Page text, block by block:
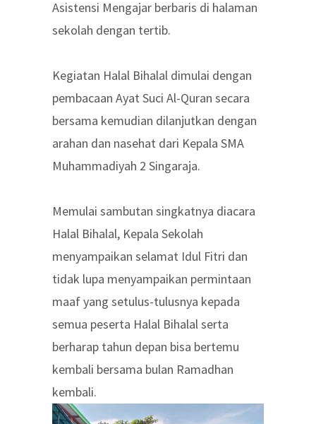
Asistensi Mengajar berbaris di halaman
sekolah dengan tertib.
Kegiatan Halal Bihalal dimulai dengan
pembacaan Ayat Suci Al-Quran secara
bersama kemudian dilanjutkan dengan
arahan dan nasehat dari Kepala SMA
Muhammadiyah 2 Singaraja.
Memulai sambutan singkatnya diacara
Halal Bihalal, Kepala Sekolah
menyampaikan selamat Idul Fitri dan
tidak lupa menyampaikan permintaan
maaf yang setulus-tulusnya kepada
semua peserta Halal Bihalal serta
berharap tahun depan bisa bertemu
kembali bersama bulan Ramadhan
kembali.